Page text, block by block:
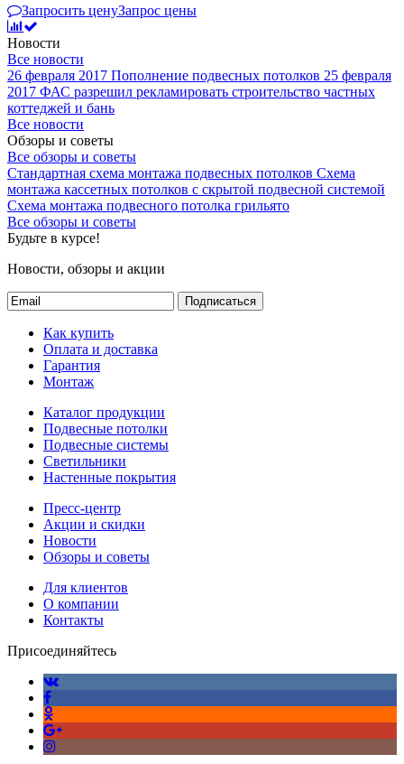
Запросить ценуЗапрос цены
Новости
Все новости
26 февраля 2017 Пополнение подвесных потолков 25 февраля
2017 ФАС разрешил рекламировать строительство частных
коттеджей и бань
Все новости
Обзоры и советы
Все обзоры и советы
Стандартная схема монтажа подвесных потолков Схема
монтажа кассетных потолков с скрытой подвесной системой
Схема монтажа подвесного потолка грильято
Все обзоры и советы
Будьте в курсе!
Новости, обзоры и акции
Подписаться
Как купить
Оплата и доставка
Гарантия
Монтаж
Каталог продукции
Подвесные потолки
Подвесные системы
Светильники
Настенные покрытия
Пресс-центр
Акции и скидки
Новости
Обзоры и советы
Для клиентов
О компании
Контакты
Присоединяйтесь